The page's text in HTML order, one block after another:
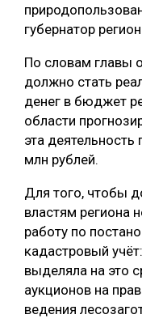
КОМПЛЕКСНАЯ
ДЕРЕВЯННОЕ
БЕЗОПАСНОЕ
СОРТИРОВКА
СУШКА ДРЕВЕСИНЫ
МЕБЕЛЬНОЕ
губернатор
По словам главы
должно стать
денег в бюджет
области
эта
млн рублей.
Для того, чтобы
властям региона
работу по
кадастровый
выделяла на это
аукционов на
ведения